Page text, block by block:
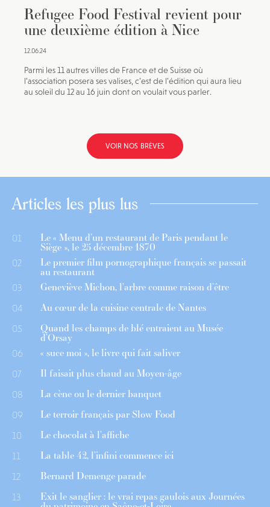
Refugee Food Festival revient pour
une deuxième édition à Nice
12.06.24
Parmi les 11 autres villes de France et de Suisse où
l’association posera ses valises, c’est de l’édition qui aura lieu
au soleil du 12 au 16 juin dont on voulait vous parler.
VOIR NOS BRÈVES
Articles les plus lus
01 Le « Menu d’un restaurant de Paris pendant le
Siège », le 25 décembre 1870
02 Le premier film pornographique français se passait
au restaurant
03 Geneviève Michon, l’arbre comme raison d’être
04 Au cœur de la cuisine centrale de Nantes
05 Quand les champs de blé entraient au Musée
d’Orsay
06 « suce moi », le livre qui fait saliver
07 Il faisait plus chaud au Moyen-âge
08 La cène ou le dernier banquet
09 Le terroir français par Slow Food
10 Le chocolat à l’affiche
11 La table 42, l’infini commence ici
12 Bernard Demenge parade
13 Exit le sanglier : le vrai repas gaulois aux Journées